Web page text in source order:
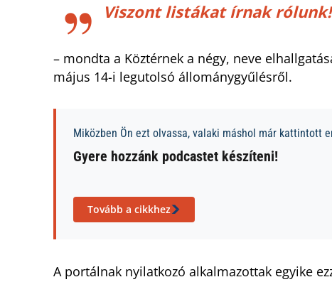
Viszont listákat írnak
– mondta a Köztérnek a négy, neve
május 14-i legutolsó állománygyűlésről.
Miközben Ön ezt olvassa, valaki máshol már kattintott
Gyere hozzánk podcastet készíteni!
Tovább a cikkhez
A portálnak nyilatkozó alkalmazottak egyike